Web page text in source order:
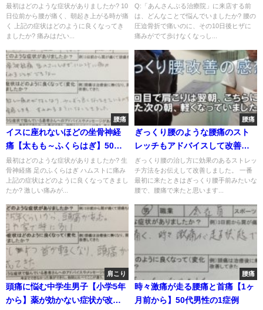
最初はどのような症状がありましたか? 10
日位前から腰が痛く、朝起き上がる時が痛
く 上記の症状はどのように良くなってき
ましたか? 痛みはだい...
もらえず
Q:「あんさんぶる治療院」に来店する前
は、どんなことで悩んでいましたか? 腰の
圧迫骨折で痛いのに、その10日後ヒザに
痛みがでて歩けなくなっし...
腰痛
イスに座れないほどの坐骨神経
痛【太もも～ふくらはぎ】50代
女性の痛みが改善
最初はどのような症状がありましたか? 生
骨神経痛 足のふくらはぎ ハムストに痛み
上記の症状はどのように良くなってきまし
たか? 激しい痛みが...
腰痛
ぎっくり腰のような腰痛のスト
レッチもアドバイスして改善し
た感想
ぎっくり腰の治し方に効果のあるストレッ
チ方法をお伝えして改善しました。 一番
最初に来たときはぎっくり腰手前みたいな
腰で、腰痛で来たと思います...
肩こり
頭痛に悩む中学生男子【小学5年
から】薬が効かない症状が改善
腰痛
時々激痛が走る腰痛と首痛【1ヶ
月前から】50代男性の1症例